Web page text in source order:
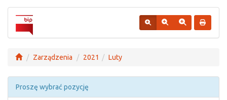
Zarządzenia 2021 Luty
Proszę wybrać pozycję